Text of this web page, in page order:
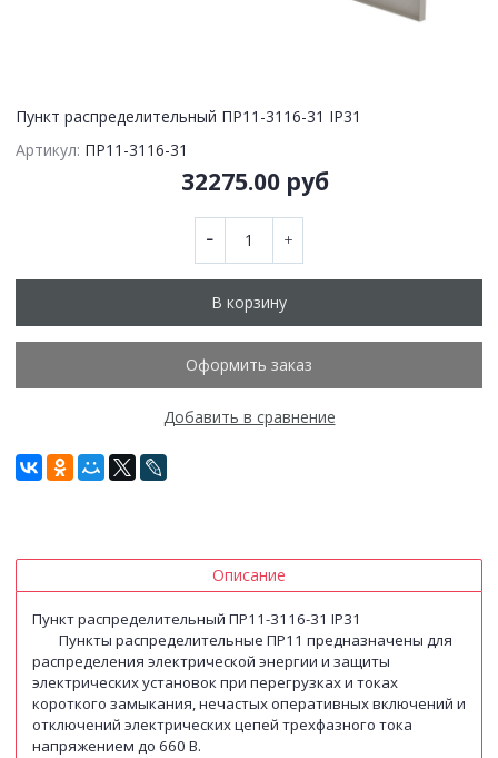
Пункт распределительный ПР11-3116-31 IP31
Артикул: ПР11-3116-31
32275.00 руб
В корзину
Оформить заказ
Добавить в сравнение
Описание
Пункт распределительный ПР11-3116-31 IP31
Пункты распределительные ПР11 предназначены для
распределения электрической энергии и защиты
электрических установок при перегрузках и токах
короткого замыкания, нечастых оперативных включений и
отключений электрических цепей трехфазного тока
напряжением до 660 В.